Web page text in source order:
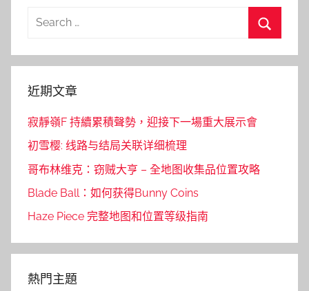
Search
近期文章
寂靜嶺F 持續累積聲勢，迎接下一場重大展示會
初雪樱: 线路与结局关联详细梳理
哥布林维克：窃贼大亨 – 全地图收集品位置攻略
Blade Ball：如何获得Bunny Coins
Haze Piece 完整地图和位置等级指南
熱門主題